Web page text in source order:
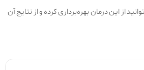
از این درمان بهره‌برداری کرده و از نتایج آن